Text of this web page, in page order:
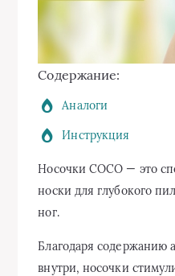
Содержание:
Аналоги
Инструкция
Носочки СОСО — это
носки для глубокого
ног.
Благодаря содержанию
внутри, носочки